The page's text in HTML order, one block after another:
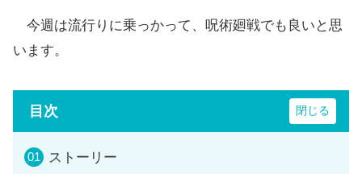
今週は流行りに乗っかって、呪術廻戦でも良いと思
います。
目次
ストーリー